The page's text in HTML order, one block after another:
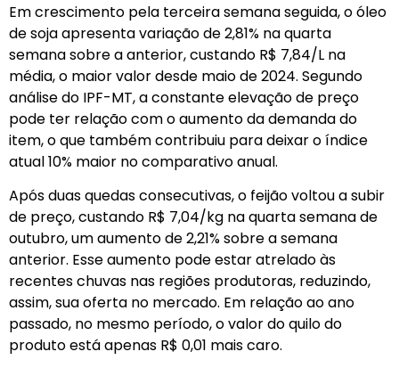
Em crescimento pela terceira semana seguida, o óleo
de soja apresenta variação de 2,81% na quarta
semana sobre a anterior, custando R$ 7,84/L na
média, o maior valor desde maio de 2024. Segundo
análise do IPF-MT, a constante elevação de preço
pode ter relação com o aumento da demanda do
item, o que também contribuiu para deixar o índice
atual 10% maior no comparativo anual.
Após duas quedas consecutivas, o feijão voltou a subir
de preço, custando R$ 7,04/kg na quarta semana de
outubro, um aumento de 2,21% sobre a semana
anterior. Esse aumento pode estar atrelado às
recentes chuvas nas regiões produtoras, reduzindo,
assim, sua oferta no mercado. Em relação ao ano
passado, no mesmo período, o valor do quilo do
produto está apenas R$ 0,01 mais caro.